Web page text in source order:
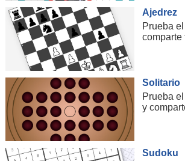
Ajedrez
Prueba
comparte
Solitario
Prueba
y
Sudoku